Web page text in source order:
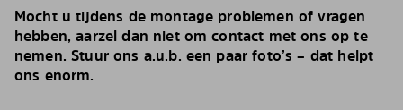
Mocht u tijdens de montage problemen of vragen
hebben, aarzel dan niet om contact met ons op te
nemen. Stuur ons a.u.b. een paar foto’s – dat helpt
ons enorm.